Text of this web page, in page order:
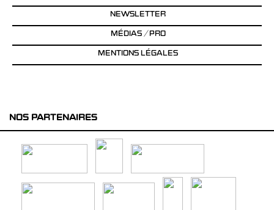
NEWSLETTER
MÉDIAS / PRO
MENTIONS LÉGALES
NOS PARTENAIRES